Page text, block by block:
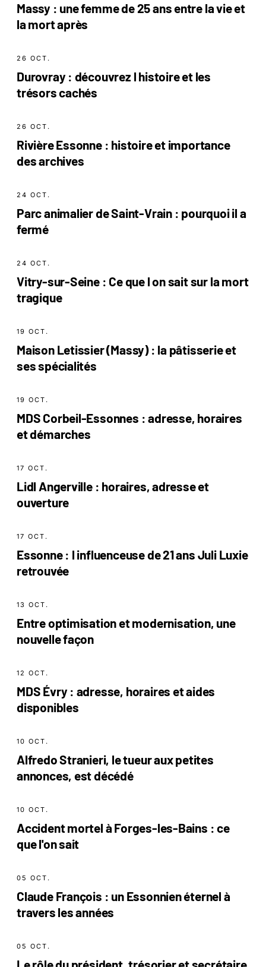
Massy : une femme de 25 ans entre la vie et
la mort après
26 OCT.
Durovray : découvrez l histoire et les
trésors cachés
26 OCT.
Rivière Essonne : histoire et importance
des archives
24 OCT.
Parc animalier de Saint-Vrain : pourquoi il a
fermé
24 OCT.
Vitry-sur-Seine : Ce que l on sait sur la mort
tragique
19 OCT.
Maison Letissier (Massy) : la pâtisserie et
ses spécialités
19 OCT.
MDS Corbeil-Essonnes : adresse, horaires
et démarches
17 OCT.
Lidl Angerville : horaires, adresse et
ouverture
17 OCT.
Essonne : l influenceuse de 21 ans Juli Luxie
retrouvée
13 OCT.
Entre optimisation et modernisation, une
nouvelle façon
12 OCT.
MDS Évry : adresse, horaires et aides
disponibles
10 OCT.
Alfredo Stranieri, le tueur aux petites
annonces, est décédé
10 OCT.
Accident mortel à Forges-les-Bains : ce
que l'on sait
05 OCT.
Claude François : un Essonnien éternel à
travers les années
05 OCT.